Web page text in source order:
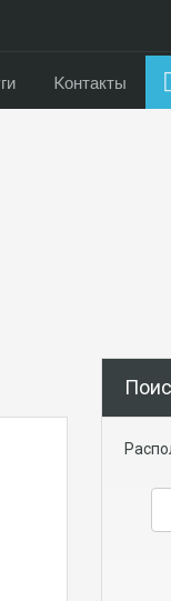
Kонтакты